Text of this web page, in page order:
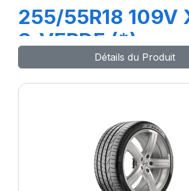
255/55R18 109V
S-VERDE (*)
Détails du Produit